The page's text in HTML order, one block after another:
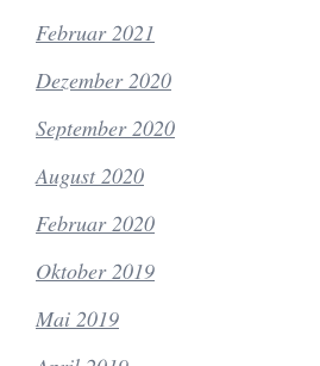
Februar 2021
Dezember 2020
September 2020
August 2020
Februar 2020
Oktober 2019
Mai 2019